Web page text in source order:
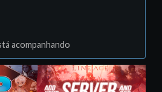
acompanhando